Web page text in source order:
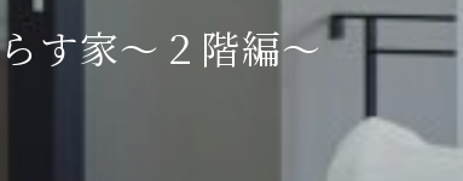
す家～２階編～